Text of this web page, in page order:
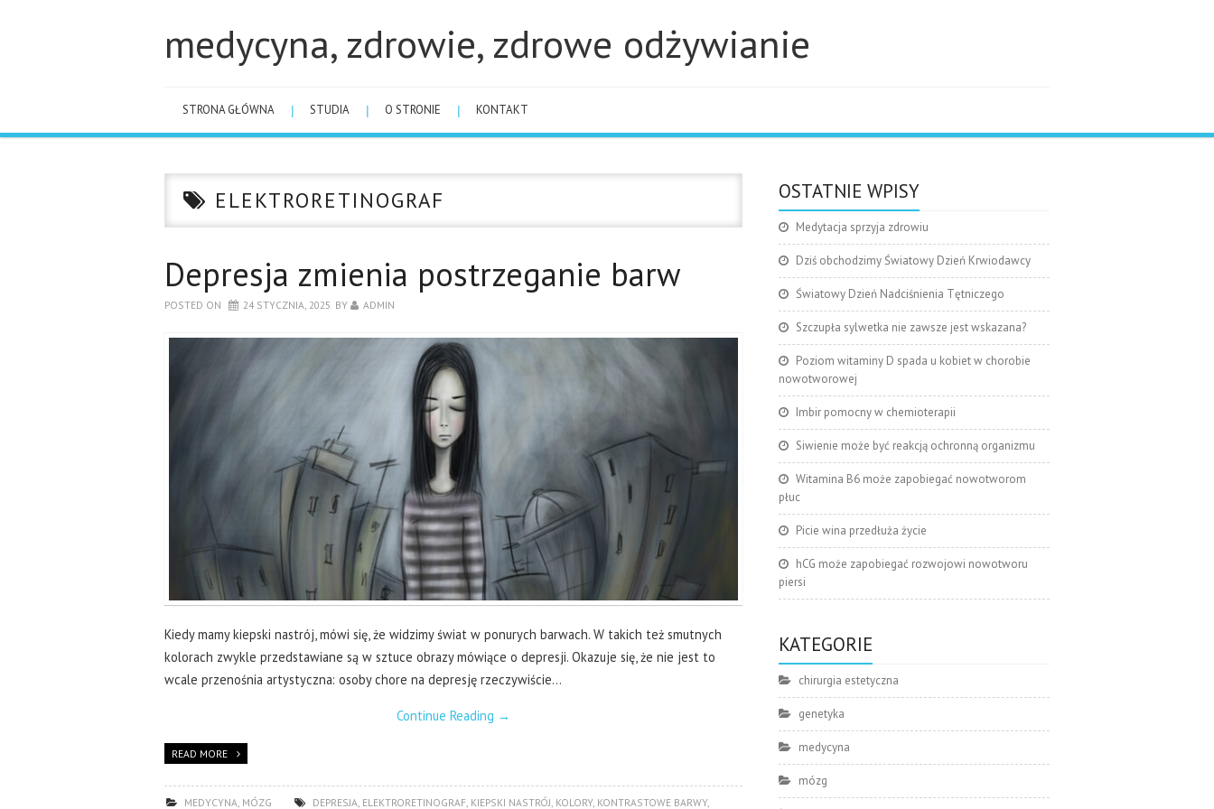
medycyna, zdrowie, zdrowe odżywianie
STRONA GŁÓWNA STUDIA O STRONIE KONTAKT
ELEKTRORETINOGRAF
Depresja zmienia postrzeganie barw
POSTED ON 24 STYCZNIA, 2025 BY ADMIN
Kiedy mamy kiepski nastrój, mówi się, że widzimy świat w ponurych barwach. W takich też smutnych
kolorach zwykle przedstawiane są w sztuce obrazy mówiące o depresji. Okazuje się, że nie jest to
wcale przenośnia artystyczna: osoby chore na depresję rzeczywiście…
Continue Reading →
READ MORE
MEDYCYNA MÓZG DEPRESJA ELEKTRORETINOGRAF, KIEPSKI NASTRÓJ KOLORY, KONTRASTOWE BARWY,
OSTATNIE WPISY
Medytacja sprzyja zdrowiu
Dziś obchodzimy Światowy Dzień Krwiodawcy
Światowy Dzień Nadciśnienia Tętniczego
Szczupła sylwetka nie zawsze jest wskazana?
Poziom witaminy D spada u kobiet w chorobie
nowotworowej
Imbir pomocny w chemioterapii
Siwienie może być reakcją ochronną organizmu
Witamina B6 może zapobiegać nowotworom
płuc
Picie wina przedłuża życie
hCG może zapobiegać rozwojowi nowotworu
piersi
KATEGORIE
chirurgia estetyczna
genetyka
medycyna
mózg